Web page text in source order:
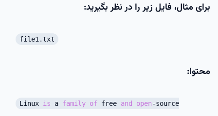
برای مثال، فایل زیر را در نظر بگیرید:
file1.txt
محتوا:
Linux is a family of free and open-source